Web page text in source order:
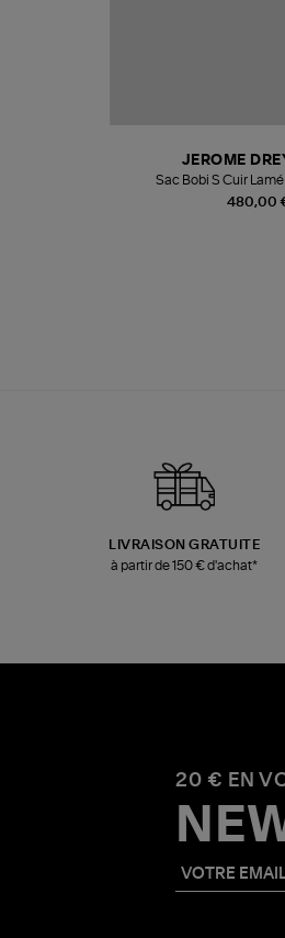
480,00
JEROME
Sac Bobi S Cuir
LIVRAISON GRATUITE
à partir de 150 € d'achat*
20 € EN